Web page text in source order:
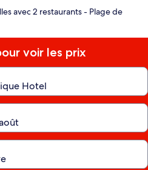
avec 2 restaurants - Plage de
voir les prix